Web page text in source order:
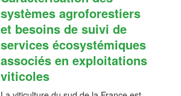
systèmes agroforestiers
et besoins de suivi de
services écosystémiques
associés en exploitations
viticoles